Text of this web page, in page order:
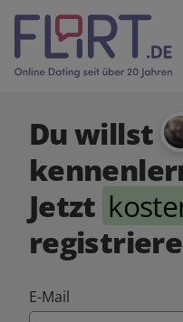
Du willst
Jetzt
E-Mail